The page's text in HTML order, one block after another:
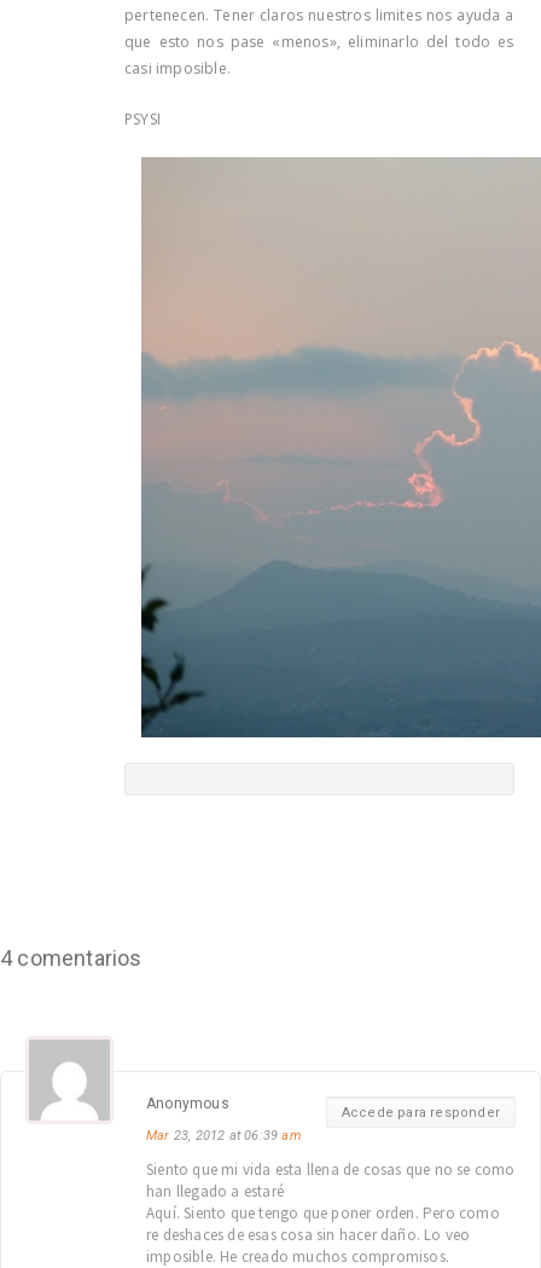
pertenecen. Tener claros nuestros limites nos ayuda a
que esto nos pase «menos», eliminarlo del todo es
casi imposible.
PSYSI
4 comentarios
Accede para responder
Anonymous
Mar 23, 2012 at 06:39am
Siento que mi vida esta llena de cosas que no se como
han llegado a estaré
Aquí. Siento que tengo que poner orden. Pero como
re deshaces de esas cosa sin hacer daño. Lo veo
imposible. He creado muchos compromisos.